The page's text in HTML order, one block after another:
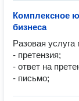
Комплексное
бизнеса
Разовая услуга
- претензия;
- ответ на
- письмо;